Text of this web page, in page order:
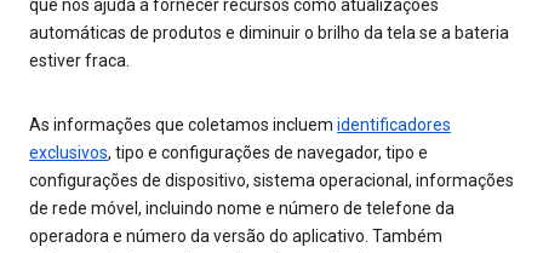
que nos ajuda a fornecer recursos como atualizações
automáticas de produtos e diminuir o brilho da tela se a bateria
estiver fraca.
As informações que coletamos incluem identificadores
exclusivos, tipo e configurações de navegador, tipo e
configurações de dispositivo, sistema operacional, informações
de rede móvel, incluindo nome e número de telefone da
operadora e número da versão do aplicativo. Também